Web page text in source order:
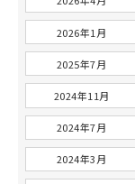
2026年1月
2025年7月
2024年11月
2024年7月
2024年3月